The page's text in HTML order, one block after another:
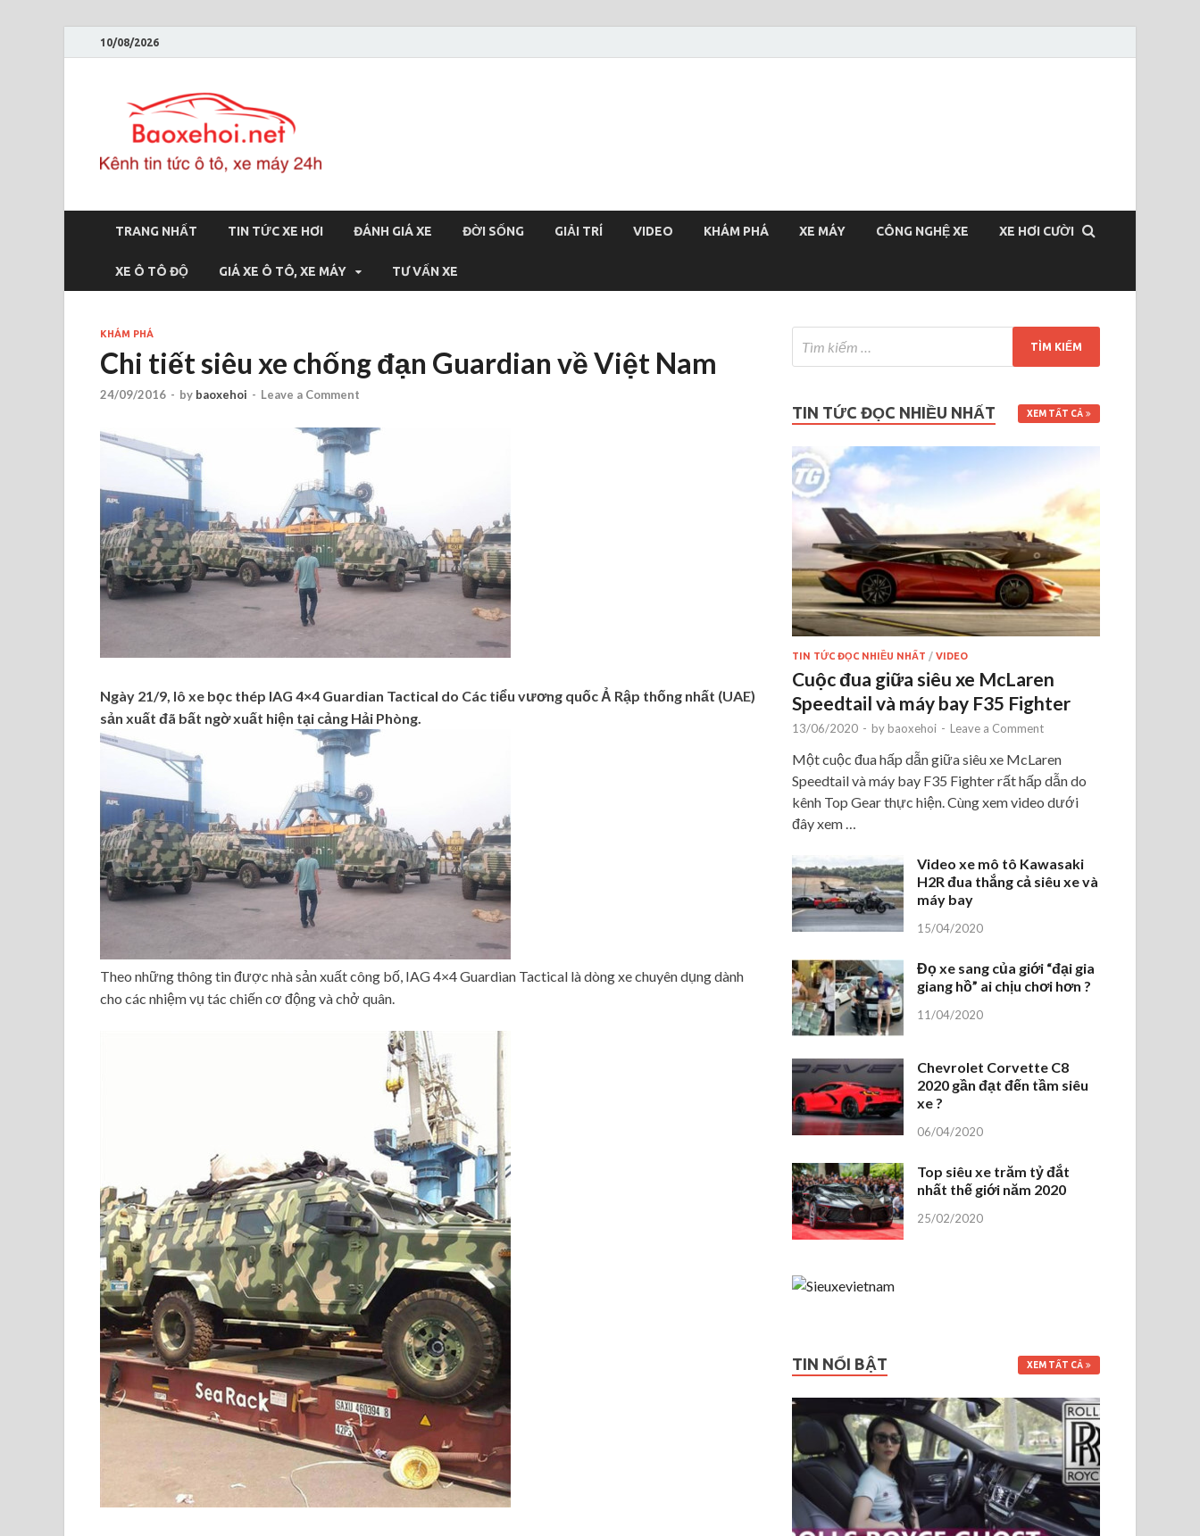
10/08/2026
TRANG NHẤT TIN TỨC XE HƠI ĐÁNH GIÁ XE ĐỜI SỐNG GIẢI TRÍ VIDEO KHÁM PHÁ XE MÁY CÔNG NGHỆ XE XE HƠI CƯỜI
XE Ô TÔ ĐỘ GIÁ XE Ô TÔ, XE MÁY TƯ VẤN XE
KHÁM PHÁ
Chi tiết siêu xe chống đạn Guardian về Việt Nam
24/09/2016 - by baoxehoi - Leave a Comment
Ngày 21/9, lô xe bọc thép IAG 4×4 Guardian Tactical do Các tiểu vương quốc Ả Rập thống nhất (UAE)
sản xuất đã bất ngờ xuất hiện tại cảng Hải Phòng.
Theo những thông tin được nhà sản xuất công bố, IAG 4×4 Guardian Tactical là dòng xe chuyên dụng dành
cho các nhiệm vụ tác chiến cơ động và chở quân.
TIN TỨC ĐỌC NHIỀU NHẤT XEM TẤT CẢ
TIN TỨC ĐỌC NHIỀU NHẤT /VIDEO
Cuộc đua giữa siêu xe McLaren
Speedtail và máy bay F35 Fighter
13/06/2020 - by baoxehoi - Leave a Comment
Một cuộc đua hấp dẫn giữa siêu xe McLaren
Speedtail và máy bay F35 Fighter rất hấp dẫn do
kênh Top Gear thực hiện. Cùng xem video dưới
đây xem …
Video xe mô tô Kawasaki
H2R đua thắng cả siêu xe và
máy bay
15/04/2020
Đọ xe sang của giới “đại gia
giang hồ” ai chịu chơi hơn ?
11/04/2020
Chevrolet Corvette C8
2020 gần đạt đến tầm siêu
xe ?
06/04/2020
Top siêu xe trăm tỷ đắt
nhất thế giới năm 2020
25/02/2020
TIN NỔI BẬT XEM TẤT CẢ